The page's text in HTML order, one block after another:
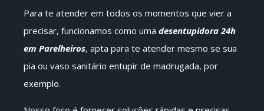
Para te atender em todos os momentos que vier a
precisar, funcionamos como uma desentupidora 24h
em Parelheiros, apta para te atender mesmo se sua
pia ou vaso sanitário entupir de madrugada, por
exemplo.